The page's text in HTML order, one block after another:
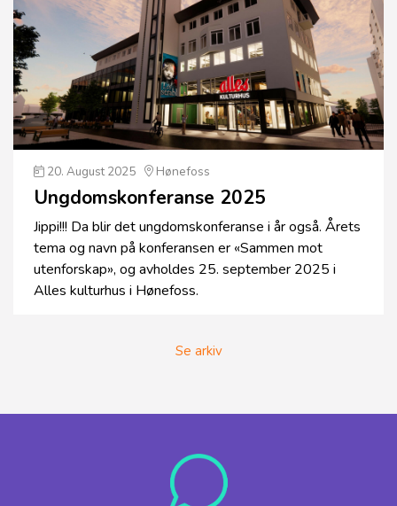
20. August 2025 Hønefoss
Ungdoms­konferanse 2025
Jippi!!! Da blir det ungdomskonferanse i år også. Årets
tema og navn på konferansen er «Sammen mot
utenforskap», og avholdes 25. september 2025 i
Alles kulturhus i Hønefoss.
Se arkiv